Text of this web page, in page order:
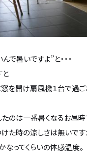
で暑いですよ”と・・・
と
を開け扇風機１台で過
のは一番暑くなるお昼時
た時の涼しさは無いです
なってくらいの体感温度。